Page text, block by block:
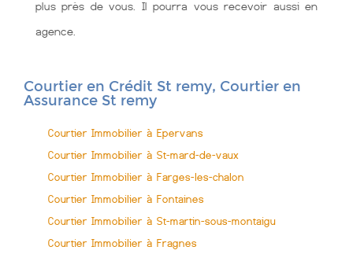
plus près de vous. Il pourra vous recevoir aussi en
agence.
Courtier en Crédit St remy, Courtier en
Assurance St remy
Courtier Immobilier à Epervans
Courtier Immobilier à St-mard-de-vaux
Courtier Immobilier à Farges-les-chalon
Courtier Immobilier à Fontaines
Courtier Immobilier à St-martin-sous-montaigu
Courtier Immobilier à Fragnes